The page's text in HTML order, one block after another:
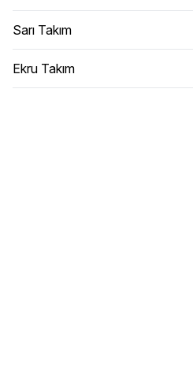
Sarı Takım
Ekru Takım